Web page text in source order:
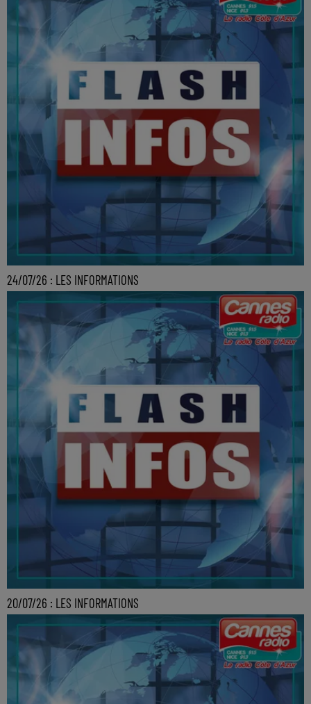
24/07/26 : LES INFORMATIONS
20/07/26 : LES INFORMATIONS